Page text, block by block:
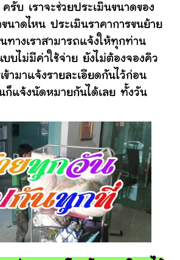
รับ เราจะช่วยประเมินขนาดของ
นาดไหน ประเมินราคาการขนย้าย
นทางเราสามารถแจ้งให้ทุกท่าน
บไม่มีค่าใช้จ่าย ยังไม่ต้องจองคิว
ามาแจ้งรายละเอียดกันไว้ก่อน
ก็แจ้งนัดหมายกันได้เลย ทั้งวัน